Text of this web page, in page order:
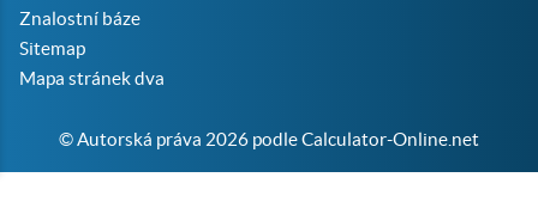
Znalostní báze
Sitemap
Mapa stránek dva
© Autorská práva 2026 podle Calculator-Online.net